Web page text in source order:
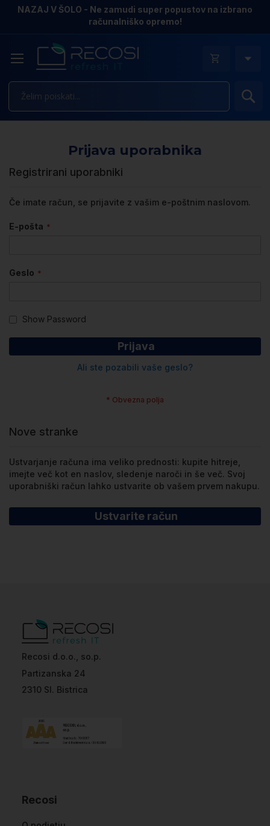
NAZAJ V ŠOLO - Ne zamudi super popustov na izbrano
računalniško opremo!
Prijava uporabnika
Registrirani uporabniki
Če imate račun, se prijavite z vašim e-poštnim naslovom.
E-pošta
Geslo
Show Password
Prijava
Ali ste pozabili vaše geslo?
Nove stranke
Ustvarjanje računa ima veliko prednosti: kupite hitreje,
imejte več kot en naslov, sledenje naroči in še več. Svoj
uporabniški račun lahko ustvarite ob vašem prvem nakupu.
Ustvarite račun
Recosi d.o.o., so.p.
Partizanska 24
2310 Sl. Bistrica
Recosi